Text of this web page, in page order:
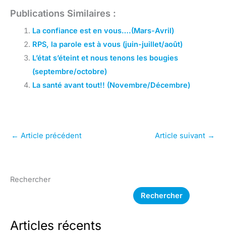
Publications Similaires :
La confiance est en vous….(Mars-Avril)
RPS, la parole est à vous (juin-juillet/août)
L’état s’éteint et nous tenons les bougies
(septembre/octobre)
La santé avant tout!! (Novembre/Décembre)
← Article précédent Article suivant →
Rechercher
Rechercher
Articles récents